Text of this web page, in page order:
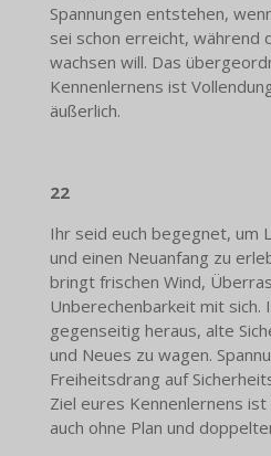
Spannungen entstehen,
sei schon erreicht, während
wachsen will. Das
Kennenlernens ist
äußerlich.
22
Ihr seid euch begegnet, um
und einen Neuanfang zu
bringt frischen Wind,
Unberechenbarkeit mit sich.
gegenseitig heraus, alte
und Neues zu wagen.
Freiheitsdrang auf
Ziel eures Kennenlernens
auch ohne Plan und